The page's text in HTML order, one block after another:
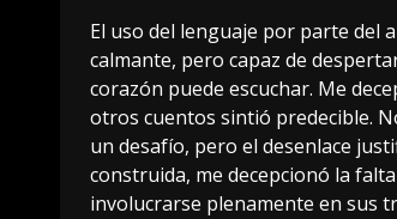
El uso del lenguaje por parte del
calmante, pero capaz de
corazón puede escuchar. Me
otros cuentos sintió predecible.
un desafío, pero el desenlace
construida, me decepcionó la
involucrarse plenamente en sus